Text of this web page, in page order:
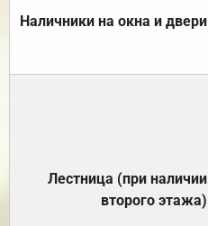
Наличники на окна и двери
Лестница (при наличии
второго этажа)